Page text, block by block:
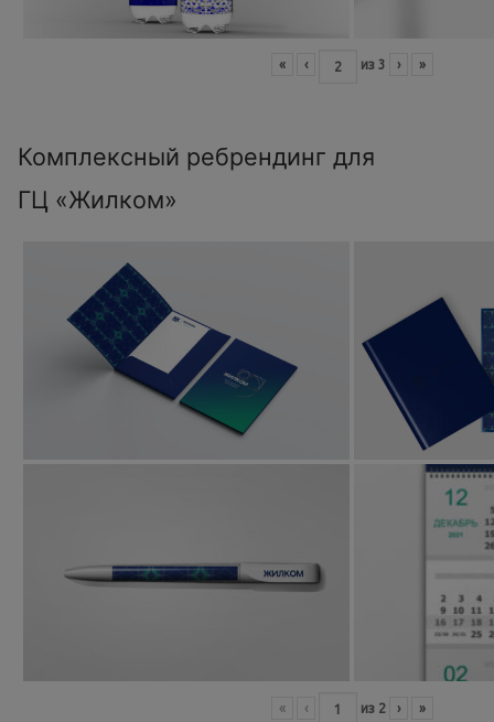
« ‹ из 3 › »
Комплексный ребрендинг для
ГЦ «Жилком»
« ‹ из 2 › »